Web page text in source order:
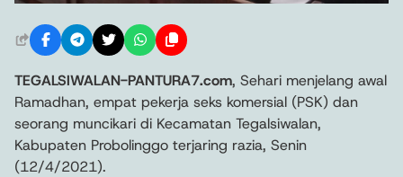
TEGALSIWALAN-PANTURA7.com, Sehari menjelang awal
Ramadhan, empat pekerja seks komersial (PSK) dan
seorang muncikari di Kecamatan Tegalsiwalan,
Kabupaten Probolinggo terjaring razia, Senin
(12/4/2021).